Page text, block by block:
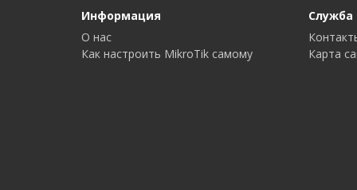
Информация
О нас
Как настроить MikroTik самому
Карта